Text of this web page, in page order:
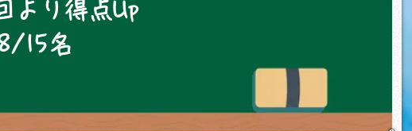
より得点Up
15名